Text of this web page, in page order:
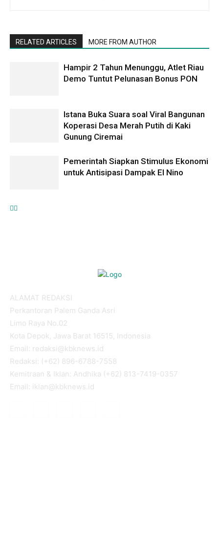
RELATED ARTICLES MORE FROM AUTHOR
Hampir 2 Tahun Menunggu, Atlet Riau
Demo Tuntut Pelunasan Bonus PON
Istana Buka Suara soal Viral Bangunan
Koperasi Desa Merah Putih di Kaki
Gunung Ciremai
Pemerintah Siapkan Stimulus Ekonomi
untuk Antisipasi Dampak El Nino
ALAMAT REDAKSI
Perkantoran Palem Ganda Asri
Limo Raya No.02
Kota Depok, Jawa Barat 16515, Indonesia
Email: redaksi@kbknews.id
Redaksi: (+62) 896-6788-7558
Kemitraan & Iklan: Andhika (+62) 813-7419-0357
Email: iklan@kbknews.id